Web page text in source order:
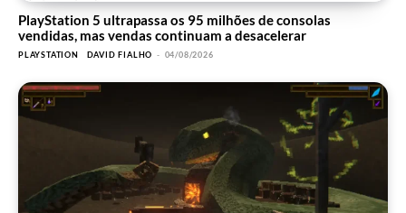
PlayStation 5 ultrapassa os 95 milhões de consolas
vendidas, mas vendas continuam a desacelerar
PLAYSTATION DAVID FIALHO - 04/08/2026